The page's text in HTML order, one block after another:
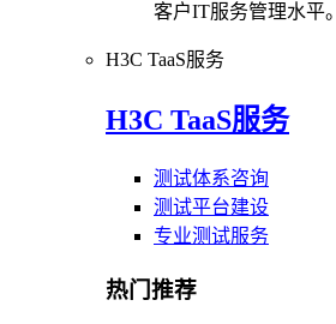
客户IT服务管理水平。
H3C TaaS服务
H3C TaaS服务
测试体系咨询
测试平台建设
专业测试服务
热门推荐